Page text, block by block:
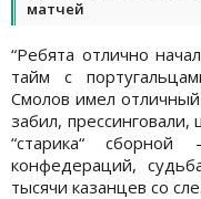
матчей
“Ребята отлично
тайм с
Смолов имел
забил,
“старика“
конфедераций,
тысячи казанцев со